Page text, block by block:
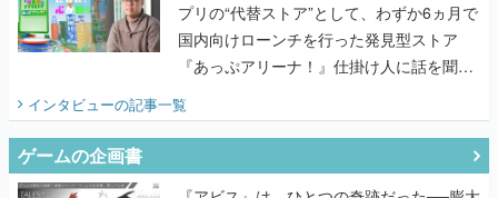
プリの“代替ストア”として、わずか6ヵ月で
国内向けローンチを行った発見型ストア
『あっぷアリーナ！』仕掛け人に話を聞い
てみた
インタビューの記事一覧
ゲームの企画書